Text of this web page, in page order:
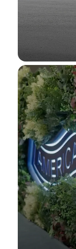
فورمولا 1®
في سباقات
Tickets وأكثر.